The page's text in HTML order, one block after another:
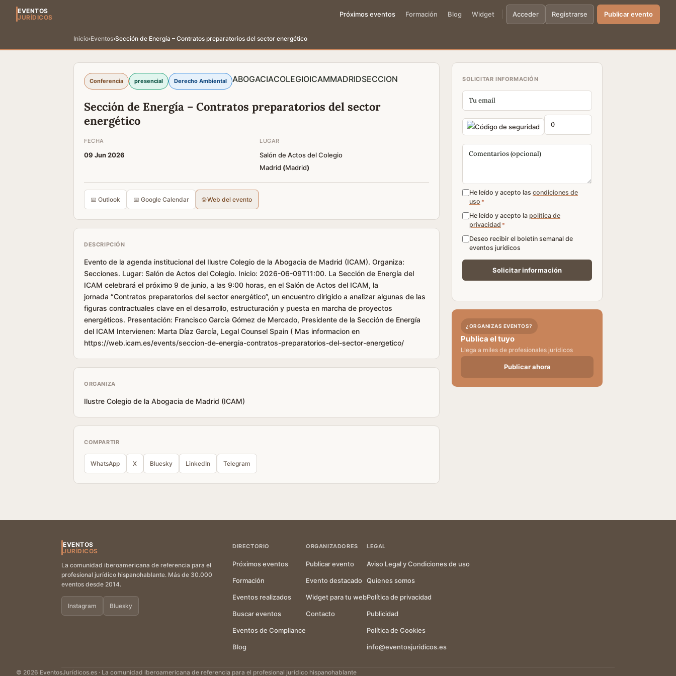
EVENTOS
JURÍDICOS
Próximos eventos Formación Blog Widget Acceder Registrarse Publicar evento
Inicio›Eventos›Sección de Energía – Contratos preparatorios del sector energético
Conferencia presencial Derecho Ambiental ABOGACIACOLEGIOICAMMADRIDSECCION
Sección de Energía – Contratos preparatorios del sector
energético
FECHA
09 Jun 2026
LUGAR
Salón de Actos del Colegio
Madrid (Madrid)
📅 Outlook 📅 Google Calendar 🌐 Web del evento
DESCRIPCIÓN
Evento de la agenda institucional del Ilustre Colegio de la Abogacia de Madrid (ICAM). Organiza:
Secciones. Lugar: Salón de Actos del Colegio. Inicio: 2026-06-09T11:00. La Sección de Energía del
ICAM celebrará el próximo 9 de junio, a las 9:00 horas, en el Salón de Actos del ICAM, la
jornada “Contratos preparatorios del sector energético”, un encuentro dirigido a analizar algunas de las
figuras contractuales clave en el desarrollo, estructuración y puesta en marcha de proyectos
energéticos. Presentación: Francisco García Gómez de Mercado, Presidente de la Sección de Energía
del ICAM Intervienen: Marta Díaz García, Legal Counsel Spain ( Mas informacion en
https://web.icam.es/events/seccion-de-energia-contratos-preparatorios-del-sector-energetico/
ORGANIZA
Ilustre Colegio de la Abogacia de Madrid (ICAM)
COMPARTIR
WhatsApp X Bluesky LinkedIn Telegram
SOLICITAR INFORMACIÓN
He leído y acepto las condiciones de
uso *
He leído y acepto la política de
privacidad *
Deseo recibir el boletín semanal de
eventos jurídicos
¿ORGANIZAS EVENTOS?
Publica el tuyo
Llega a miles de profesionales jurídicos
Publicar ahora
EVENTOS
JURÍDICOS
La comunidad iberoamericana de referencia para el
profesional jurídico hispanohablante. Más de 30.000
eventos desde 2014.
Instagram Bluesky
DIRECTORIO
Próximos eventos
Formación
Eventos realizados
Buscar eventos
Eventos de Compliance
Blog
ORGANIZADORES
Publicar evento
Evento destacado
Widget para tu web
Contacto
LEGAL
Aviso Legal y Condiciones de uso
Quienes somos
Política de privacidad
Publicidad
Política de Cookies
info@eventosjuridicos.es
© 2026 EventosJurídicos.es · La comunidad iberoamericana de referencia para el profesional jurídico hispanohablante